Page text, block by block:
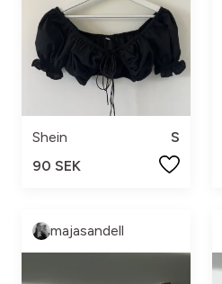
Shein
S
90 SEK
majasandell